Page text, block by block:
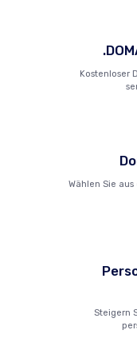
Kostenloser
Wählen Sie
Steigern